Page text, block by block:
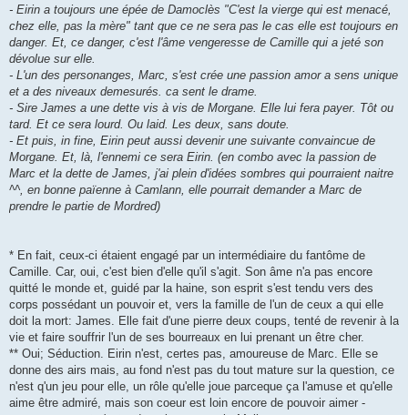
- Eirin a toujours une épée de Damoclès "C'est la vierge qui est menacé,
chez elle, pas la mère" tant que ce ne sera pas le cas elle est toujours en
danger. Et, ce danger, c'est l'âme vengeresse de Camille qui a jeté son
dévolue sur elle.
- L'un des personanges, Marc, s'est crée une passion amor a sens unique
et a des niveaux demesurés. ca sent le drame.
- Sire James a une dette vis à vis de Morgane. Elle lui fera payer. Tôt ou
tard. Et ce sera lourd. Ou laid. Les deux, sans doute.
- Et puis, in fine, Eirin peut aussi devenir une suivante convaincue de
Morgane. Et, là, l'ennemi ce sera Eirin. (en combo avec la passion de
Marc et la dette de James, j'ai plein d'idées sombres qui pourraient naitre
^^, en bonne païenne à Camlann, elle pourrait demander a Marc de
prendre le partie de Mordred)
* En fait, ceux-ci étaient engagé par un intermédiaire du fantôme de
Camille. Car, oui, c'est bien d'elle qu'il s'agit. Son âme n'a pas encore
quitté le monde et, guidé par la haine, son esprit s'est tendu vers des
corps possédant un pouvoir et, vers la famille de l'un de ceux a qui elle
doit la mort: James. Elle fait d'une pierre deux coups, tenté de revenir à la
vie et faire souffrir l'un de ses bourreaux en lui prenant un être cher.
** Oui; Séduction. Eirin n'est, certes pas, amoureuse de Marc. Elle se
donne des airs mais, au fond n'est pas du tout mature sur la question, ce
n'est q'un jeu pour elle, un rôle qu'elle joue parceque ça l'amuse et qu'elle
aime être admiré, mais son coeur est loin encore de pouvoir aimer -